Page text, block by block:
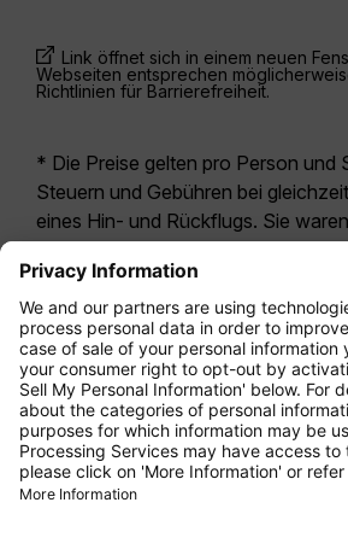
Link öffnet sich in einem neuen
Webseiten entsprechen
Richtlinien für Barrierefreiheit.
* Die Preise gelten pro Person und
Steuern und Gebühren bei
eines Hin- und Rückflugs. Sie
letzten 24 Stunden verfügbar und
möglicherweise nicht mehr aktuell.
Economy Class angegebenen
sich i.d.R. um Economy Zero,
Tarifoption. Es können hierfür
fürAufgabegepäck oder für
Leistungen anfallen. Es gelten die
Geschäftsbedingungen .